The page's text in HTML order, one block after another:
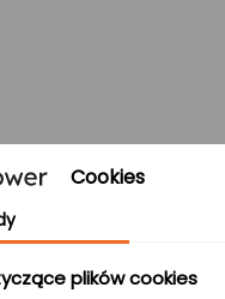
Cookies
plików cookies